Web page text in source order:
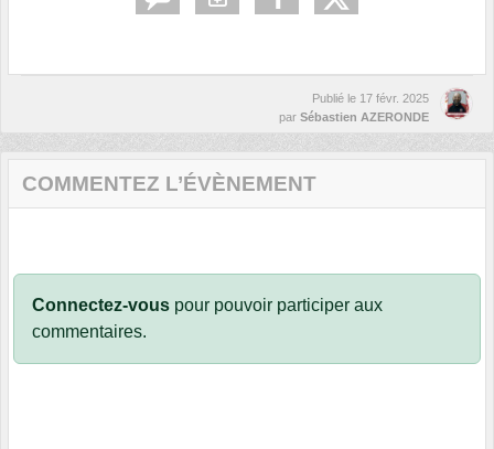
Publié le 17 févr. 2025
par Sébastien AZERONDE
COMMENTEZ L’ÉVÈNEMENT
Connectez-vous pour pouvoir participer aux
commentaires.